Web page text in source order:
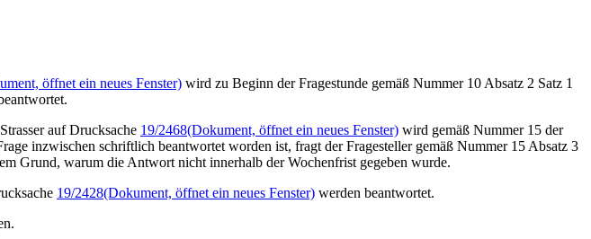
öffnet ein neues Fenster) wird zu Beginn der Fragestunde gemäß Nummer 10 Absatz 2 Satz 1
auf Drucksache 19/2468(Dokument, öffnet ein neues Fenster) wird gemäß Nummer 15 der
inzwischen schriftlich beantwortet worden ist, fragt der Fragesteller gemäß Nummer 15 Absatz 3
Grund, warum die Antwort nicht innerhalb der Wochenfrist gegeben wurde.
19/2428(Dokument, öffnet ein neues Fenster) werden beantwortet.